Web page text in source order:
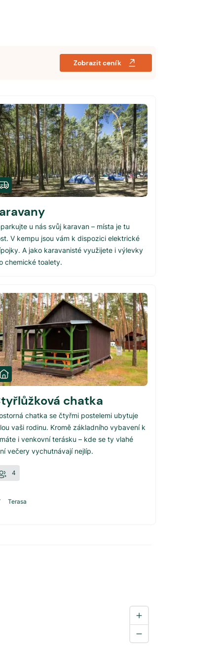
Zobrazit ceník
u nás svůj karavan – místa je tu
V kempu jsou vám k dispozici elektrické
A jako karavanisté využijete i výlevky
chemické toalety.
chatka
chatka se čtyřmi postelemi ubytuje
vaši rodinu. Kromě základního vybavení k
i venkovní terásku – kde se ty vlahé
večery vychutnávají nejlíp.
4
Terasa